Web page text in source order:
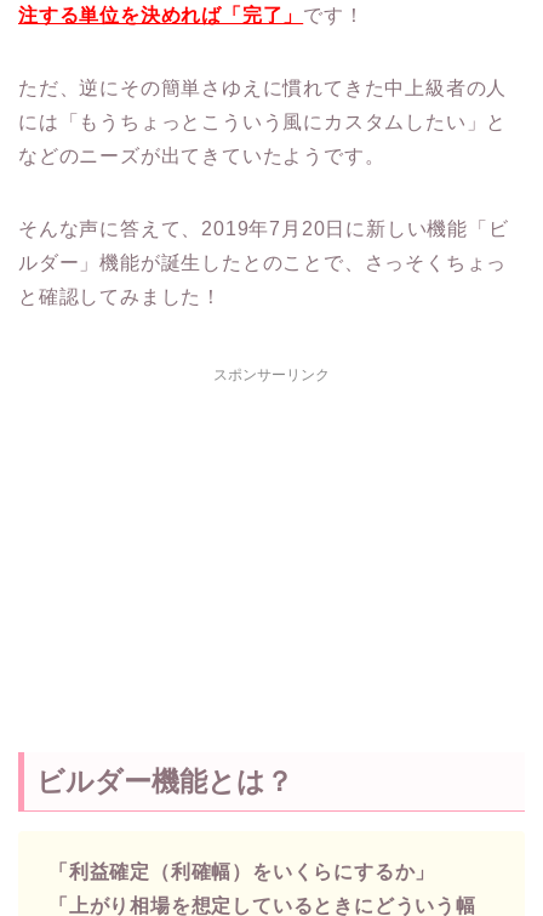
注する単位を決めれば「完了」 です！
ただ、逆にその簡単さゆえに慣れてきた中上級者の人
には「もうちょっとこういう風にカスタムしたい」と
などのニーズが出てきていたようです。
そんな声に答えて、2019年7月20日に新しい機能「ビ
ルダー」機能が誕生したとのことで、さっそくちょっ
と確認してみました！
スポンサーリンク
ビルダー機能とは？
「利益確定（利確幅）をいくらにするか」
「上がり相場を想定しているときにどういう幅